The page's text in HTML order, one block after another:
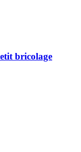
bricolage